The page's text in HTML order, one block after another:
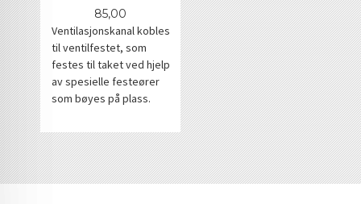
Pris
85,00
Ventilasjonskanal kobles
til ventilfestet, som
festes til taket ved hjelp
av spesielle festeører
som bøyes på plass.